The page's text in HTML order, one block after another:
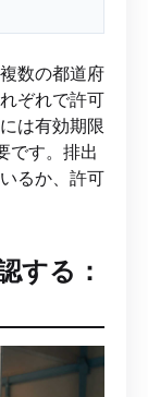
数の都道府
ぞれで許可
は有効期限
です。排出
るか、許可
する：